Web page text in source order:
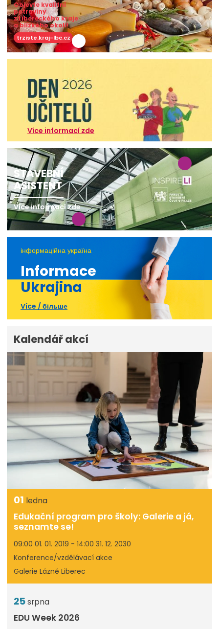
Objevte kvalitní
potraviny
z Libereckého kraje
a blízkého okolí!
trziste.kraj-lbc.cz
Více informací zde
STAVEBNÍ
ASISTENT
Více informací zde
інформаційна україна
Informace
Ukrajina
Více / більше
Kalendář akcí
01 ledna
Edukační program pro školy: Galerie a já,
seznamte se!
09:00 01. 01. 2019 - 14:00 31. 12. 2030
Konference/vzdělávací akce
Galerie Lázně Liberec
25srpna
EDU Week 2026